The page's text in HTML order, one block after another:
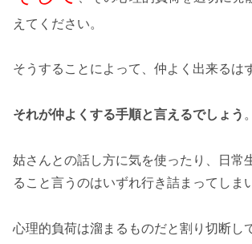
えてください。
そうすることによって、仲よく出来るは
それが仲よくする手順と言えるでしょう 。
姑さんとの話し方に気を使ったり、日常
ること言うのはいずれ行き詰まってしま
心理的負荷は溜まるものだと割り切断し